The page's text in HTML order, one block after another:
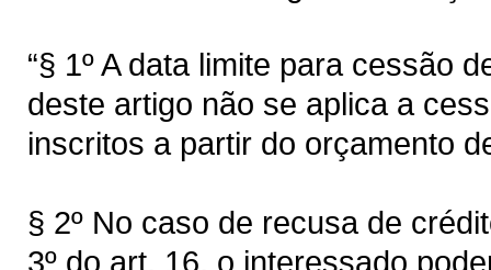
“§ 1º A data limite para cessão
deste artigo não se aplica a
inscritos a partir do orçamento
§ 2º No caso de recusa de
3º do art. 16, o interessado